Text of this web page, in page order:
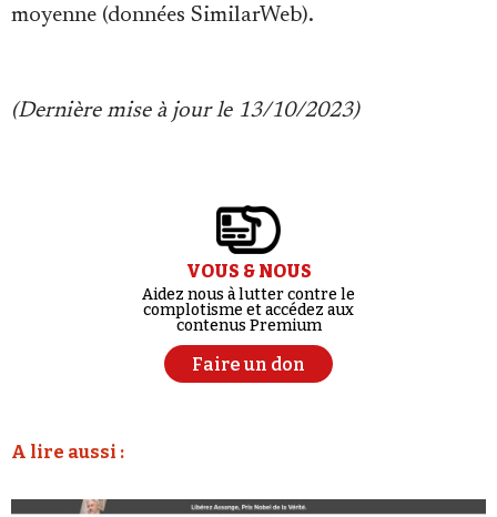
moyenne (données SimilarWeb).
(Dernière mise à jour le 13/10/2023)
VOUS & NOUS
Aidez nous à lutter contre le
complotisme et accédez aux
contenus Premium
Faire un don
A lire aussi :